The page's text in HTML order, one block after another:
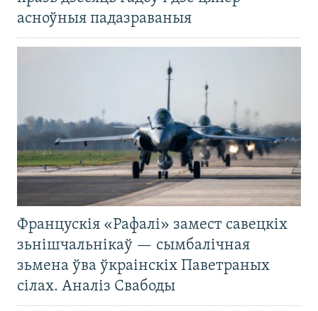
асноўныя падазраваныя
Францускія «Рафалі» замест савецкіх
зьнішчальнікаў — сымбалічная
зьмена ўва ўкраінскіх Паветраных
сілах. Аналіз Свабоды